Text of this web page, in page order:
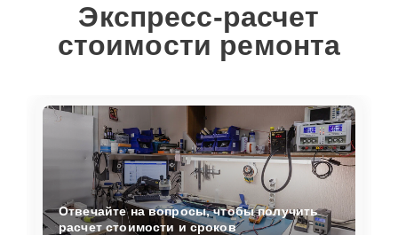
Экспресс-расчет
стоимости ремонта
Отвечайте на вопросы, чтобы получить
расчет стоимости и сроков